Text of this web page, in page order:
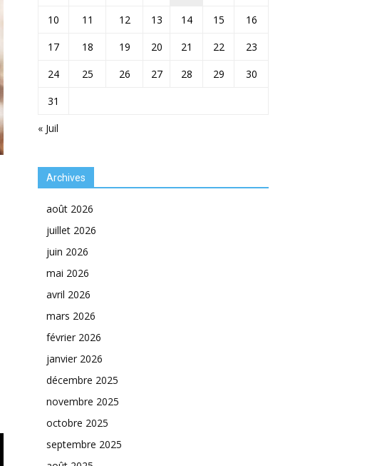
« Juil
10
11 12 13 14 15
16
17
18 19 20 21 22
23
24
25 26 27 28 29
30
31
Archives
août 2026
juillet 2026
juin 2026
mai 2026
avril 2026
mars 2026
février 2026
janvier 2026
décembre 2025
novembre 2025
octobre 2025
septembre 2025